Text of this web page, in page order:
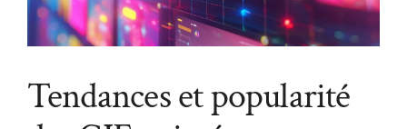
Tendances et popularité